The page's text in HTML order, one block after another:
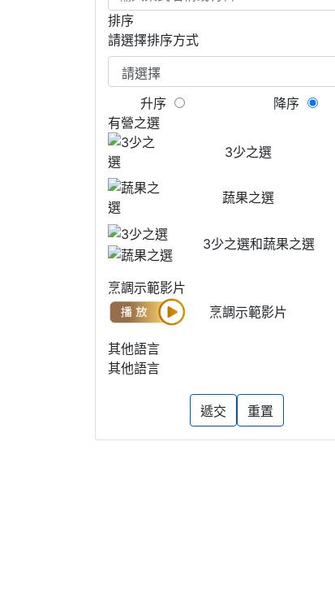
排序
請選擇排序方式
升序
降序
有營之選
3少之選
蔬果之選
3少之選和蔬果之選
烹調示範影片
烹調示範影片
其他語言
其他語言
遞交 重置